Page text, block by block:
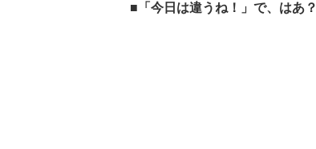
■「今日は違うね！」で、はあ？